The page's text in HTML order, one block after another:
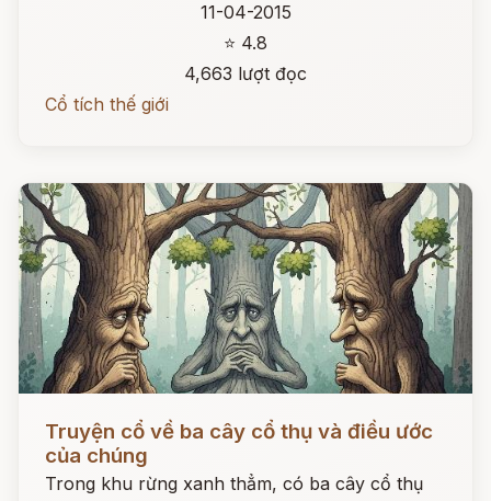
11-04-2015
⭐ 4.8
4,663 lượt đọc
Cổ tích thế giới
Truyện cổ về ba cây cổ thụ và điều ước
của chúng
Trong khu rừng xanh thẳm, có ba cây cổ thụ